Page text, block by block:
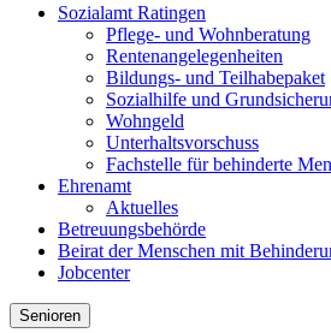
Sozialamt Ratingen
Pflege- und Wohnberatung
Rentenangelegenheiten
Bildungs- und Teilhabepaket
Sozialhilfe und
Wohngeld
Unterhaltsvorschuss
Fachstelle für behinderte
Ehrenamt
Aktuelles
Betreuungsbehörde
Beirat der Menschen mit
Jobcenter
Senioren